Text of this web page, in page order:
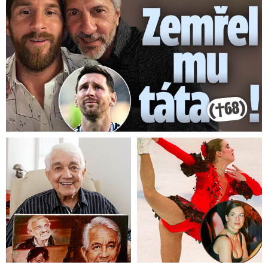
Teploty pod bodem mrazu budou vzácné
I přes to, že nejvyšší odpolední teploty zpravidla
nebudou v první polovině nového týdne
překračovat 10 °C, v ranních minimech budou
teploty ojediněle klesat pod bod mrazua na
horách bude sněžit, počasí bude zůstávat
vysoko nad dlouhodobými normály.
V pondělí bude zataženo až oblačno,občas
přeháňky nebo déšť, na horách sněžení. Ranní
teploty 4 až -1 °C.Denní teploty 4 až 8 °C.
V úterý bude zataženo až oblačno, občas